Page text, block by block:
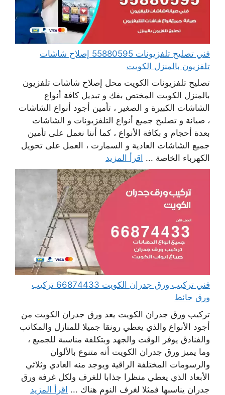
فني تصليح تلفزيونات 55880595 إصلاح شاشات
تلفزيون بالمنزل الكويت
تصليح تلفزيونات الكويت محل إصلاح شاشات تلفزيون
بالمنزل الكويت المختص بفك و تبديل كافة أنواع
الشاشات الكبيرة و الصغير ، تأمين أجود أنواع الشاشات
، صيانة و تصليح جميع أنواع التلفزيونات و الشاشات
بعدة أحجام و بكافة الأنواع ، كما أننا نعمل على تأمين
جميع الشاشات العادية و السمارت ، العمل على تحويل
الكهرباء الخاصة ... اقرأ المزيد
فني تركيب ورق جدران الكويت 66874433 تركيب
ورق حائط
تركيب ورق جدران الكويت يعد ورق جدران الكويت من
أجود الأنواع والذي يعطي رونقا جميلا للمنازل والمكاتب
والفنادق يوفر الوقت والجهد وبتكلفة مناسبة للجميع ،
وما يميز ورق جدران الكويت أنه متنوع بالألوان
والرسومات المختلفة الراقية ويوجد منه العادي وثلاثي
الأبعاد الذي يعطي منظرا جذابا للغرف ولكل غرفة ورق
جدران يناسبها فمثلا لغرف النوم هناك ... اقرأ المزيد